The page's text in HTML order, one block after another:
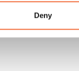
Deny